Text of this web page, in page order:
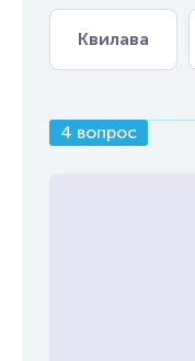
Квилава
4 вопрос